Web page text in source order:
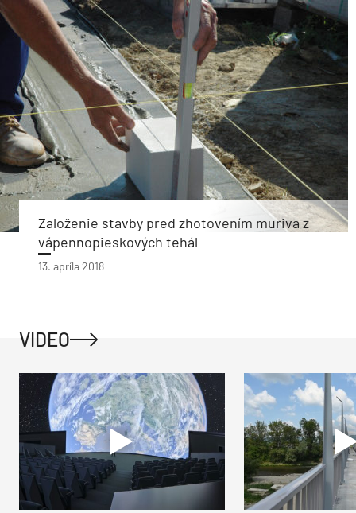
Založenie stavby pred zhotovením muriva z
vápennopieskových tehál
13. apríla 2018
VIDEO